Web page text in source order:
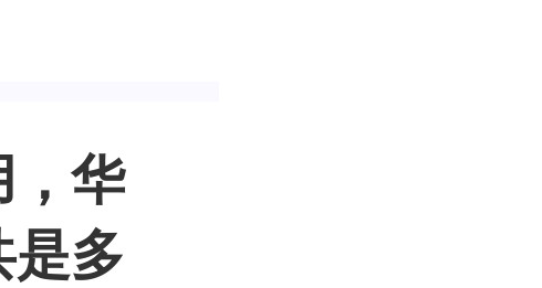
，华
是多